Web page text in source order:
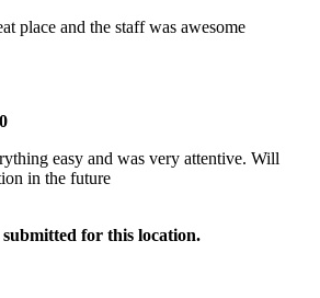
place and the staff was awesome
easy and was very attentive. Will
in the future
submitted for this location.